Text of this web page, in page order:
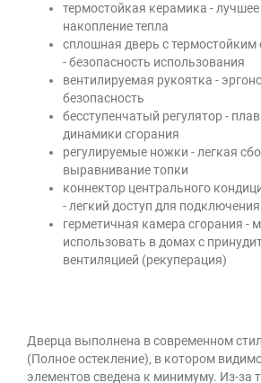
термостойкая керамика - лучшее
накопление тепла
сплошная дверь с термостойким
- безопасность использования
вентилируемая рукоятка -
безопасность
бесступенчатый регулятор -
динамики сгорания
регулируемые ножки - легкая
выравнивание топки
коннектор центрального
- легкий доступ для подключения
герметичная камера сгорания -
использовать в домах с
вентиляцией (рекуперация)
Дверца выполнена в современном
(Полное остекление), в котором
элементов сведена к минимуму. Из-за